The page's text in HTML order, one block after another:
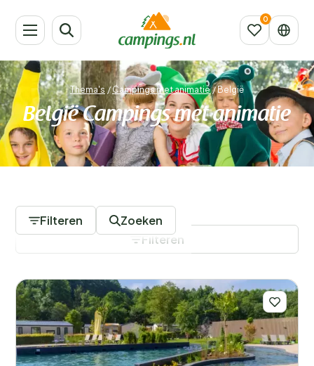
Thema's / Campings met animatie/België
België Campings met animatie
Filteren Zoeken
Filters opslaan
Filteren